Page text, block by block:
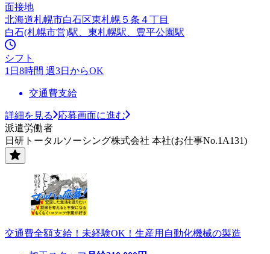
面接地
北海道札幌市白石区東札幌５条４丁目
白石(札幌市営)駅、東札幌駅、豊平公園駅
シフト
1日8時間 週3日からOK
交通費支給
詳細を見る
応募画面に進む
派遣労働者
日研トータルソーシング株式会社 本社(お仕事No.1A131)
交通費全額支給！未経験OK！生産用自動化機械の製造